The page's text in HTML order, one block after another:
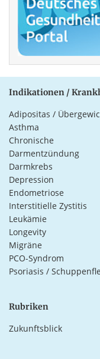
Indikationen /
Adipositas /
Asthma
Chronische
Darmentzündung
Darmkrebs
Depression
Endometriose
Interstitielle Zystitis
Leukämie
Longevity
Migräne
PCO-Syndrom
Psoriasis /
Rubriken
Zukunftsblick